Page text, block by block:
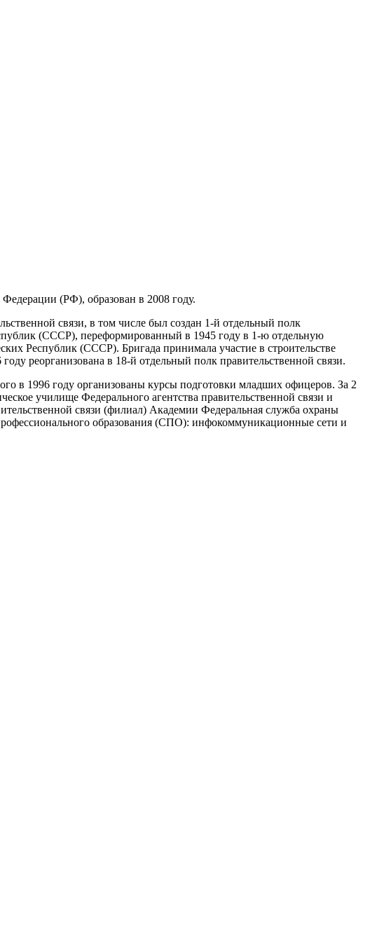
(РФ), образован в 2008 году.
связи, в том числе был создан 1-й отдельный полк
(СССР), переформированный в 1945 году в 1-ю отдельную
Республик (СССР). Бригада принимала участие в строительстве
реорганизована в 18-й отдельный полк правительственной связи.
в 1996 году организованы курсы подготовки младших офицеров. За 2
училище Федерального агентства правительственной связи и
связи (филиал) Академии Федеральная служба охраны
образования (СПО): инфокоммуникационные сети и